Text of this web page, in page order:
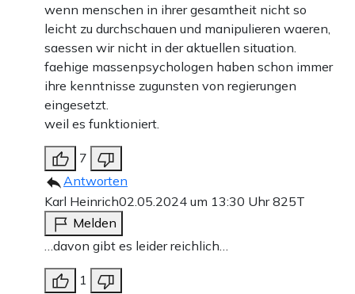
wenn menschen in ihrer gesamtheit nicht so
leicht zu durchschauen und manipulieren waeren,
saessen wir nicht in der aktuellen situation.
faehige massenpsychologen haben schon immer
ihre kenntnisse zugunsten von regierungen
eingesetzt.
weil es funktioniert.
7
Antworten
Karl Heinrich02.05.2024 um 13:30 Uhr825T
Melden
…davon gibt es leider reichlich…
1